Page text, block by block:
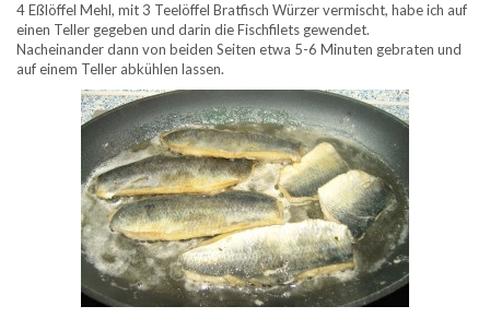
4 Eßlöffel Mehl, mit 3 Teelöffel Bratfisch Würzer vermischt, habe ich auf
einen Teller gegeben und darin die Fischfilets gewendet.
Nacheinander dann von beiden Seiten etwa 5-6 Minuten gebraten und
auf einem Teller abkühlen lassen.